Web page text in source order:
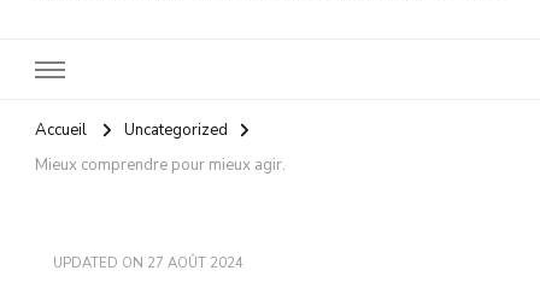
Accueil
Uncategorized
Mieux comprendre pour mieux agir.
UPDATED ON 27 AOÛT 2024